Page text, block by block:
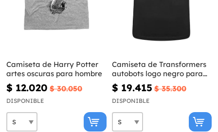
Camiseta de Harry Potter
artes oscuras para hombre
$ 12.020 $ 30.050
DISPONIBLE
Camiseta de Transformers
autobots logo negro para
adulto
$ 19.415 $ 35.300
DISPONIBLE